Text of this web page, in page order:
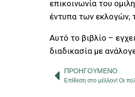
επικοινωνία του
έντυπα των εκλογών,
Αυτό το βιβλίο –
διαδικασία με
ΠΡΟΗΓΟΎΜΕΝΟ